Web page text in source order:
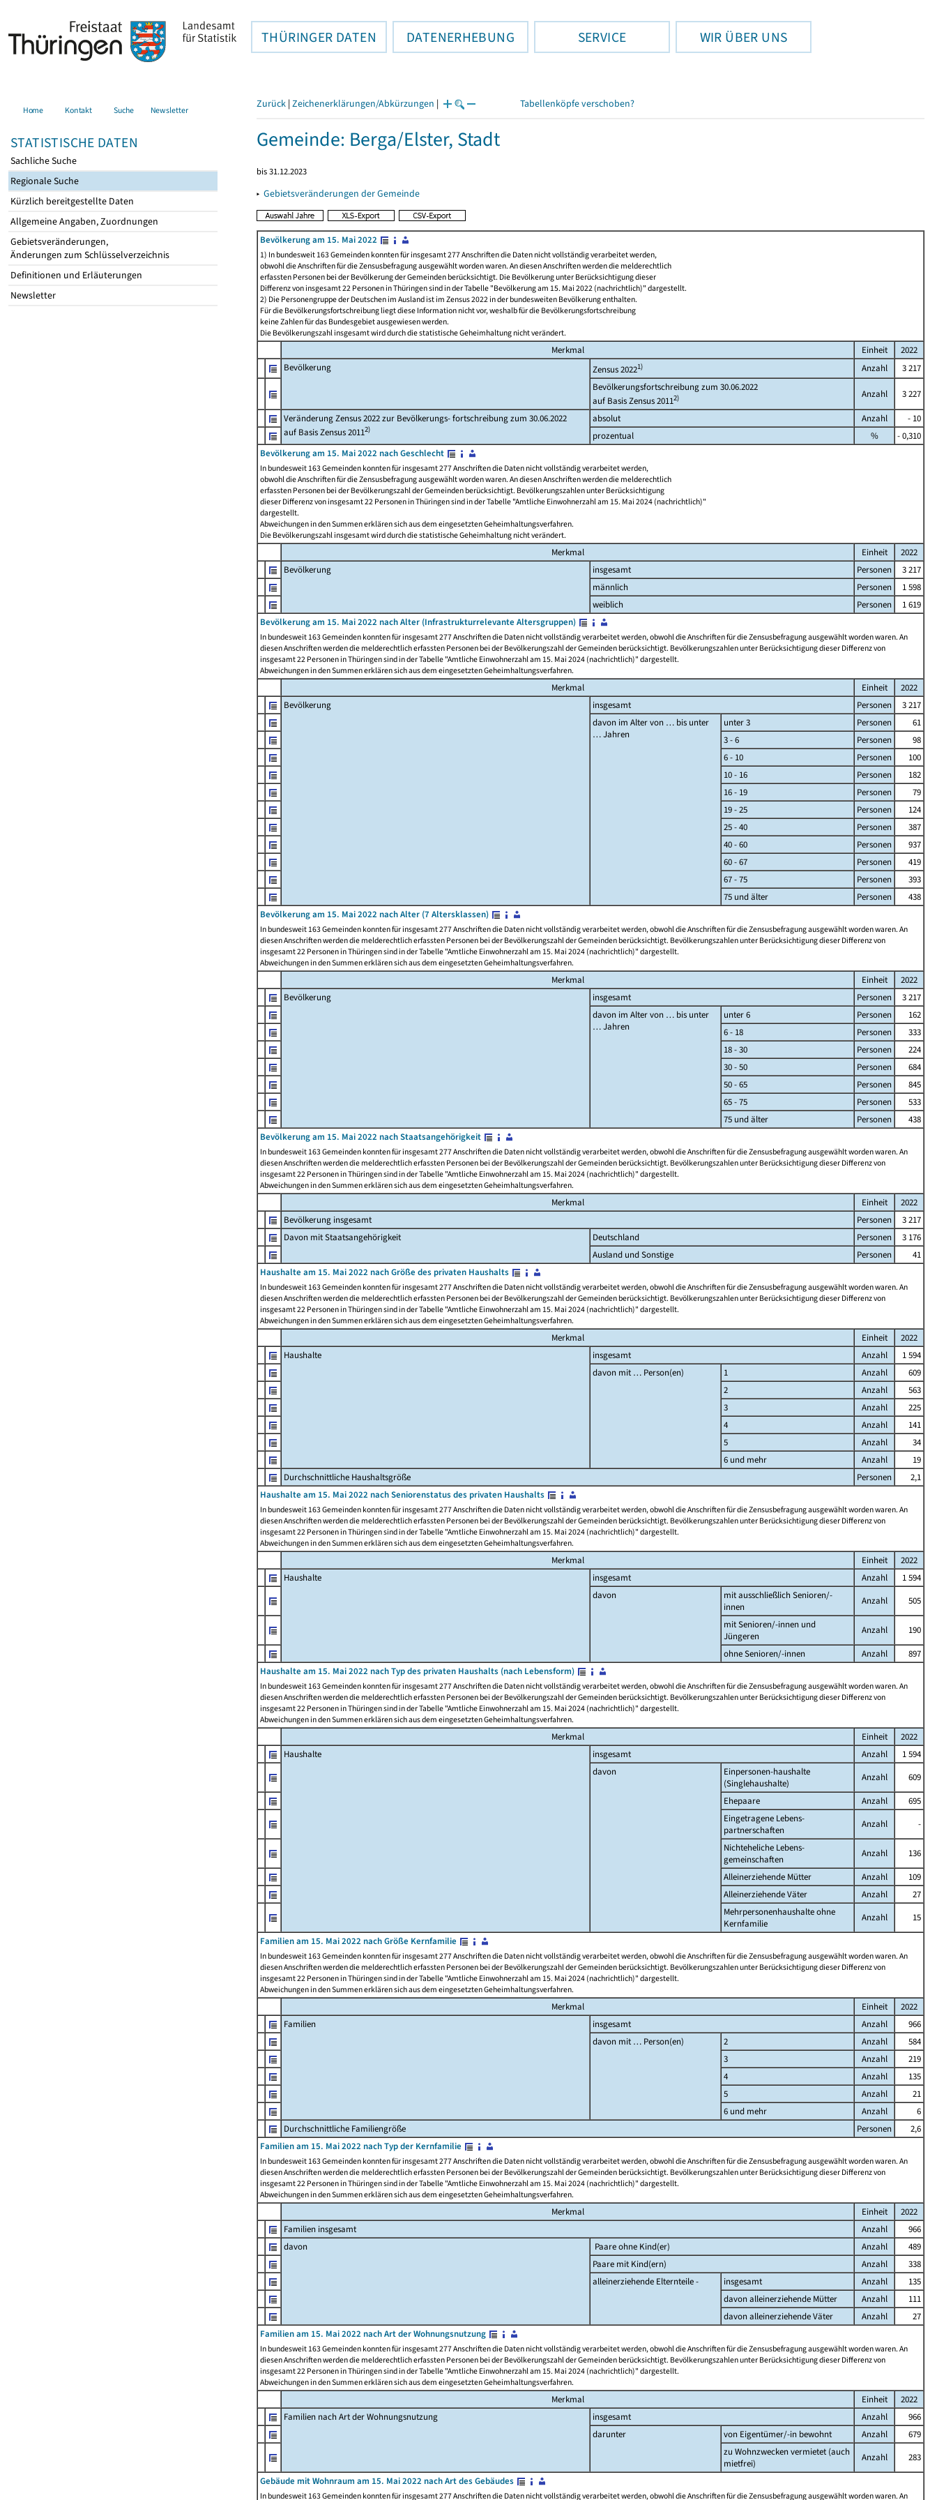
THÜRINGER DATEN DATENERHEBUNG SERVICE WIR ÜBER UNS
Home Kontakt Suche Newsletter
STATISTISCHE DATEN
Sachliche Suche
Regionale Suche
Kürzlich bereitgestellte Daten
Allgemeine Angaben, Zuordnungen
Gebietsveränderungen,
Änderungen zum Schlüsselverzeichnis
Definitionen und Erläuterungen
Newsletter
Zurück | Zeichenerklärungen/Abkürzungen | Tabellenköpfe verschoben?
Gemeinde: Berga/Elster, Stadt
bis 31.12.2023
▸ Gebietsveränderungen der Gemeinde
Bevölkerung am 15. Mai 2022
1) In bundesweit 163 Gemeinden konnten für insgesamt 277 Anschriften die Daten nicht vollständig verarbeitet werden,
obwohl die Anschriften für die Zensusbefragung ausgewählt worden waren. An diesen Anschriften werden die melderechtlich
erfassten Personen bei der Bevölkerung der Gemeinden berücksichtigt. Die Bevölkerung unter Berücksichtigung dieser
Differenz von insgesamt 22 Personen in Thüringen sind in der Tabelle "Bevölkerung am 15. Mai 2022 (nachrichtlich)" dargestellt.
2) Die Personengruppe der Deutschen im Ausland ist im Zensus 2022 in der bundesweiten Bevölkerung enthalten.
Für die Bevölkerungsfortschreibung liegt diese Information nicht vor, weshalb für die Bevölkerungsfortschreibung
keine Zahlen für das Bundesgebiet ausgewiesen werden.
Die Bevölkerungszahl insgesamt wird durch die statistische Geheimhaltung nicht verändert.
Merkmal Einheit
2022
Bevölkerung
Zensus 20221) Anzahl
3 217
Bevölkerungsfortschreibung zum 30.06.2022
auf Basis Zensus 20112) Anzahl 3 227
Veränderung Zensus 2022 zur Bevölkerungs- fortschreibung zum 30.06.2022
auf Basis Zensus 20112)
absolut Anzahl
- 10
prozentual
%
- 0,310
Bevölkerung am 15. Mai 2022 nach Geschlecht
In bundesweit 163 Gemeinden konnten für insgesamt 277 Anschriften die Daten nicht vollständig verarbeitet werden,
obwohl die Anschriften für die Zensusbefragung ausgewählt worden waren. An diesen Anschriften werden die melderechtlich
erfassten Personen bei der Bevölkerungszahl der Gemeinden berücksichtigt. Bevölkerungszahlen unter Berücksichtigung
dieser Differenz von insgesamt 22 Personen in Thüringen sind in der Tabelle "Amtliche Einwohnerzahl am 15. Mai 2024 (nachrichtlich)"
dargestellt.
Abweichungen in den Summen erklären sich aus dem eingesetzten Geheimhaltungsverfahren.
Die Bevölkerungszahl insgesamt wird durch die statistische Geheimhaltung nicht verändert.
Merkmal Einheit
2022
Bevölkerung
insgesamt Personen
3 217
männlich
Personen
1 598
weiblich
Personen
1 619
Bevölkerung am 15. Mai 2022 nach Alter (Infrastrukturrelevante Altersgruppen)
In bundesweit 163 Gemeinden konnten für insgesamt 277 Anschriften die Daten nicht vollständig verarbeitet werden, obwohl die Anschriften für die Zensusbefragung ausgewählt worden waren. An
diesen Anschriften werden die melderechtlich erfassten Personen bei der Bevölkerungszahl der Gemeinden berücksichtigt. Bevölkerungszahlen unter Berücksichtigung dieser Differenz von
insgesamt 22 Personen in Thüringen sind in der Tabelle "Amtliche Einwohnerzahl am 15. Mai 2024 (nachrichtlich)" dargestellt.
Abweichungen in den Summen erklären sich aus dem eingesetzten Geheimhaltungsverfahren.
Merkmal Einheit
2022
Bevölkerung
insgesamt Personen
3 217
davon im Alter von … bis unter
… Jahren
unter 3 Personen
61
3 - 6
Personen
98
6 - 10
Personen
100
10 - 16
Personen
182
16 - 19
Personen
79
19 - 25
Personen
124
25 - 40
Personen
387
40 - 60
Personen
937
60 - 67
Personen
419
67 - 75
Personen
393
75 und älter
Personen
438
Bevölkerung am 15. Mai 2022 nach Alter (7 Altersklassen)
In bundesweit 163 Gemeinden konnten für insgesamt 277 Anschriften die Daten nicht vollständig verarbeitet werden, obwohl die Anschriften für die Zensusbefragung ausgewählt worden waren. An
diesen Anschriften werden die melderechtlich erfassten Personen bei der Bevölkerungszahl der Gemeinden berücksichtigt. Bevölkerungszahlen unter Berücksichtigung dieser Differenz von
insgesamt 22 Personen in Thüringen sind in der Tabelle "Amtliche Einwohnerzahl am 15. Mai 2024 (nachrichtlich)" dargestellt.
Abweichungen in den Summen erklären sich aus dem eingesetzten Geheimhaltungsverfahren.
Merkmal Einheit
2022
Bevölkerung
insgesamt Personen
3 217
davon im Alter von … bis unter
… Jahren
unter 6 Personen
162
6 - 18
Personen
333
18 - 30
Personen
224
30 - 50
Personen
684
50 - 65
Personen
845
65 - 75
Personen
533
75 und älter
Personen
438
Bevölkerung am 15. Mai 2022 nach Staatsangehörigkeit
In bundesweit 163 Gemeinden konnten für insgesamt 277 Anschriften die Daten nicht vollständig verarbeitet werden, obwohl die Anschriften für die Zensusbefragung ausgewählt worden waren. An
diesen Anschriften werden die melderechtlich erfassten Personen bei der Bevölkerungszahl der Gemeinden berücksichtigt. Bevölkerungszahlen unter Berücksichtigung dieser Differenz von
insgesamt 22 Personen in Thüringen sind in der Tabelle "Amtliche Einwohnerzahl am 15. Mai 2024 (nachrichtlich)" dargestellt.
Abweichungen in den Summen erklären sich aus dem eingesetzten Geheimhaltungsverfahren.
Merkmal Einheit
2022
Bevölkerung insgesamt
Personen
3 217
Davon mit Staatsangehörigkeit
Deutschland Personen
3 176
Ausland und Sonstige
Personen
41
Haushalte am 15. Mai 2022 nach Größe des privaten Haushalts
In bundesweit 163 Gemeinden konnten für insgesamt 277 Anschriften die Daten nicht vollständig verarbeitet werden, obwohl die Anschriften für die Zensusbefragung ausgewählt worden waren. An
diesen Anschriften werden die melderechtlich erfassten Personen bei der Bevölkerungszahl der Gemeinden berücksichtigt. Bevölkerungszahlen unter Berücksichtigung dieser Differenz von
insgesamt 22 Personen in Thüringen sind in der Tabelle "Amtliche Einwohnerzahl am 15. Mai 2024 (nachrichtlich)" dargestellt.
Abweichungen in den Summen erklären sich aus dem eingesetzten Geheimhaltungsverfahren.
Merkmal Einheit
2022
Haushalte
insgesamt Anzahl
1 594
davon mit … Person(en)
1 Anzahl
609
2
Anzahl
563
3
Anzahl
225
4
Anzahl
141
5
Anzahl
34
6 und mehr
Anzahl
19
Durchschnittliche Haushaltsgröße
Personen
2,1
Haushalte am 15. Mai 2022 nach Seniorenstatus des privaten Haushalts
In bundesweit 163 Gemeinden konnten für insgesamt 277 Anschriften die Daten nicht vollständig verarbeitet werden, obwohl die Anschriften für die Zensusbefragung ausgewählt worden waren. An
diesen Anschriften werden die melderechtlich erfassten Personen bei der Bevölkerungszahl der Gemeinden berücksichtigt. Bevölkerungszahlen unter Berücksichtigung dieser Differenz von
insgesamt 22 Personen in Thüringen sind in der Tabelle "Amtliche Einwohnerzahl am 15. Mai 2024 (nachrichtlich)" dargestellt.
Abweichungen in den Summen erklären sich aus dem eingesetzten Geheimhaltungsverfahren.
Merkmal Einheit
2022
Haushalte
insgesamt Anzahl
1 594
davon
mit ausschließlich Senioren/-
innen
Anzahl
505
mit Senioren/-innen und
Jüngeren
Anzahl
190
ohne Senioren/-innen
Anzahl
897
Haushalte am 15. Mai 2022 nach Typ des privaten Haushalts (nach Lebensform)
In bundesweit 163 Gemeinden konnten für insgesamt 277 Anschriften die Daten nicht vollständig verarbeitet werden, obwohl die Anschriften für die Zensusbefragung ausgewählt worden waren. An
diesen Anschriften werden die melderechtlich erfassten Personen bei der Bevölkerungszahl der Gemeinden berücksichtigt. Bevölkerungszahlen unter Berücksichtigung dieser Differenz von
insgesamt 22 Personen in Thüringen sind in der Tabelle "Amtliche Einwohnerzahl am 15. Mai 2024 (nachrichtlich)" dargestellt.
Abweichungen in den Summen erklären sich aus dem eingesetzten Geheimhaltungsverfahren.
Merkmal Einheit
2022
Haushalte
insgesamt Anzahl
1 594
davon
Einpersonen-haushalte
(Singlehaushalte)
Anzahl
609
Ehepaare
Anzahl
695
Eingetragene Lebens-
partnerschaften
Anzahl
-
Nichteheliche Lebens-
gemeinschaften
Anzahl
136
Alleinerziehende Mütter
Anzahl
109
Alleinerziehende Väter
Anzahl
27
Mehrpersonenhaushalte ohne
Kernfamilie
Anzahl
15
Familien am 15. Mai 2022 nach Größe Kernfamilie
In bundesweit 163 Gemeinden konnten für insgesamt 277 Anschriften die Daten nicht vollständig verarbeitet werden, obwohl die Anschriften für die Zensusbefragung ausgewählt worden waren. An
diesen Anschriften werden die melderechtlich erfassten Personen bei der Bevölkerungszahl der Gemeinden berücksichtigt. Bevölkerungszahlen unter Berücksichtigung dieser Differenz von
insgesamt 22 Personen in Thüringen sind in der Tabelle "Amtliche Einwohnerzahl am 15. Mai 2024 (nachrichtlich)" dargestellt.
Abweichungen in den Summen erklären sich aus dem eingesetzten Geheimhaltungsverfahren.
Merkmal Einheit
2022
Familien
insgesamt Anzahl
966
davon mit … Person(en)
2 Anzahl
584
3
Anzahl
219
4
Anzahl
135
5
Anzahl
21
6 und mehr
Anzahl
6
Durchschnittliche Familiengröße
Personen
2,6
Familien am 15. Mai 2022 nach Typ der Kernfamilie
In bundesweit 163 Gemeinden konnten für insgesamt 277 Anschriften die Daten nicht vollständig verarbeitet werden, obwohl die Anschriften für die Zensusbefragung ausgewählt worden waren. An
diesen Anschriften werden die melderechtlich erfassten Personen bei der Bevölkerungszahl der Gemeinden berücksichtigt. Bevölkerungszahlen unter Berücksichtigung dieser Differenz von
insgesamt 22 Personen in Thüringen sind in der Tabelle "Amtliche Einwohnerzahl am 15. Mai 2024 (nachrichtlich)" dargestellt.
Abweichungen in den Summen erklären sich aus dem eingesetzten Geheimhaltungsverfahren.
Merkmal Einheit
2022
Familien insgesamt
Anzahl
966
davon
Paare ohne Kind(er) Anzahl
489
Paare mit Kind(ern)
Anzahl
338
alleinerziehende Elternteile -
insgesamt Anzahl
135
davon alleinerziehende Mütter
Anzahl
111
davon alleinerziehende Väter
Anzahl
27
Familien am 15. Mai 2022 nach Art der Wohnungsnutzung
In bundesweit 163 Gemeinden konnten für insgesamt 277 Anschriften die Daten nicht vollständig verarbeitet werden, obwohl die Anschriften für die Zensusbefragung ausgewählt worden waren. An
diesen Anschriften werden die melderechtlich erfassten Personen bei der Bevölkerungszahl der Gemeinden berücksichtigt. Bevölkerungszahlen unter Berücksichtigung dieser Differenz von
insgesamt 22 Personen in Thüringen sind in der Tabelle "Amtliche Einwohnerzahl am 15. Mai 2024 (nachrichtlich)" dargestellt.
Abweichungen in den Summen erklären sich aus dem eingesetzten Geheimhaltungsverfahren.
Merkmal Einheit
2022
Familien nach Art der Wohnungsnutzung
insgesamt Anzahl
966
darunter
von Eigentümer/-in bewohnt Anzahl
679
zu Wohnzwecken vermietet (auch
mietfrei)
Anzahl
283
Gebäude mit Wohnraum am 15. Mai 2022 nach Art des Gebäudes
In bundesweit 163 Gemeinden konnten für insgesamt 277 Anschriften die Daten nicht vollständig verarbeitet werden, obwohl die Anschriften für die Zensusbefragung ausgewählt worden waren. An